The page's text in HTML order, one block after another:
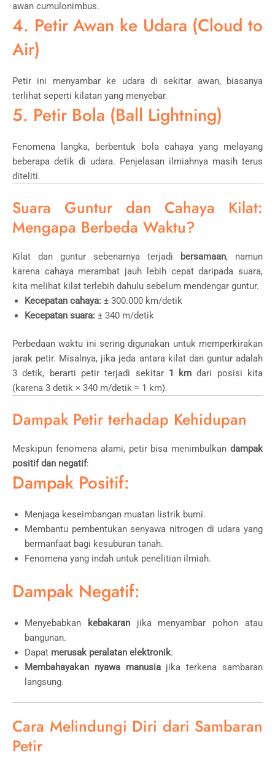
awan cumulonimbus.
4. Petir Awan ke Udara (Cloud to
Air)
Petir ini menyambar ke udara di sekitar awan, biasanya
terlihat seperti kilatan yang menyebar.
5. Petir Bola (Ball Lightning)
Fenomena langka, berbentuk bola cahaya yang melayang
beberapa detik di udara. Penjelasan ilmiahnya masih terus
diteliti.
Suara Guntur dan Cahaya Kilat:
Mengapa Berbeda Waktu?
Kilat dan guntur sebenarnya terjadi bersamaan, namun
karena cahaya merambat jauh lebih cepat daripada suara,
kita melihat kilat terlebih dahulu sebelum mendengar guntur.
Kecepatan cahaya: ± 300.000 km/detik
Kecepatan suara: ± 340 m/detik
Perbedaan waktu ini sering digunakan untuk memperkirakan
jarak petir. Misalnya, jika jeda antara kilat dan guntur adalah
3 detik, berarti petir terjadi sekitar 1 km dari posisi kita
(karena 3 detik × 340 m/detik ≈ 1 km).
Dampak Petir terhadap Kehidupan
Meskipun fenomena alami, petir bisa menimbulkan dampak
positif dan negatif:
Dampak Positif:
Menjaga keseimbangan muatan listrik bumi.
Membantu pembentukan senyawa nitrogen di udara yang
bermanfaat bagi kesuburan tanah.
Fenomena yang indah untuk penelitian ilmiah.
Dampak Negatif:
Menyebabkan kebakaranjika menyambar pohon atau
bangunan.
Dapat merusak peralatan elektronik.
Membahayakan nyawa manusiajika terkena sambaran
langsung.
Cara Melindungi Diri dari Sambaran
Petir